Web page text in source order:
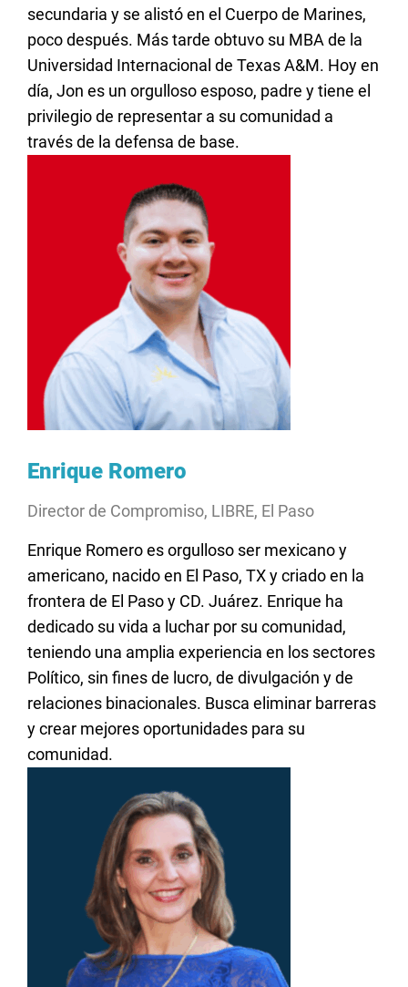
secundaria y se alistó en el Cuerpo de Marines,
poco después. Más tarde obtuvo su MBA de la
Universidad Internacional de Texas A&M. Hoy en
día, Jon es un orgulloso esposo, padre y tiene el
privilegio de representar a su comunidad a
través de la defensa de base.
Enrique Romero
Director de Compromiso, LIBRE, El Paso
Enrique Romero es orgulloso ser mexicano y
americano, nacido en El Paso, TX y criado en la
frontera de El Paso y CD. Juárez. Enrique ha
dedicado su vida a luchar por su comunidad,
teniendo una amplia experiencia en los sectores
Político, sin fines de lucro, de divulgación y de
relaciones binacionales. Busca eliminar barreras
y crear mejores oportunidades para su
comunidad.